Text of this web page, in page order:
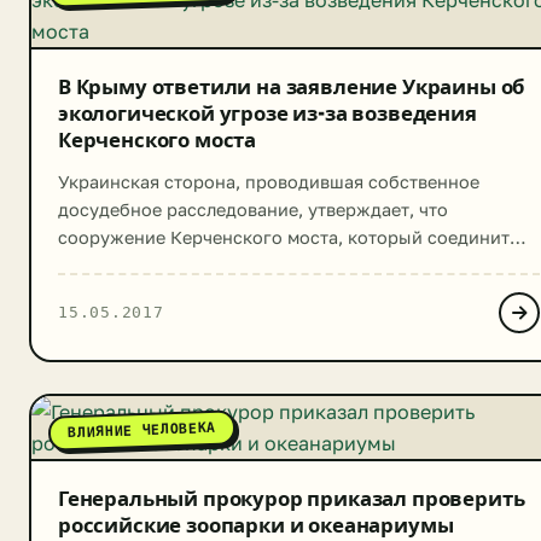
В Крыму ответили на заявление Украины об
экологической угрозе из-за возведения
Керченского моста
Украинская сторона, проводившая собственное
досудебное расследование, утверждает, что
сооружение Керченского моста, который соединит
нарушением природоохранных норм. По сообщению
прокуратуры Украины, в результате масштабного
воды вызовет гибель краснокнижных дельфинов и
прочих морских обитателей. В комментарии к данному
заявлению […]
15.05.2017
ВЛИЯНИЕ ЧЕЛОВЕКА
Генеральный прокурор приказал проверить
российские зоопарки и океанариумы